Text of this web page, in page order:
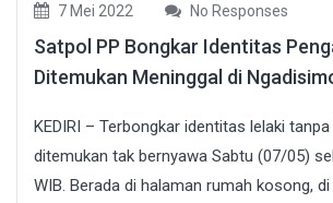
7 Mei 2022 No Responses
Satpol PP Bongkar Identitas
Ditemukan Meninggal di
KEDIRI – Terbongkar identitas lelaki
ditemukan tak bernyawa Sabtu (07/05)
WIB. Berada di halaman rumah kosong,